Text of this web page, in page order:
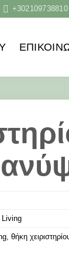
+302109738810
Living
, θήκη